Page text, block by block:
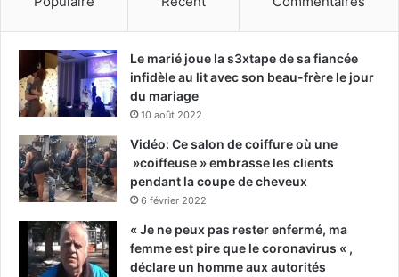
Le marié joue la s3xtape de sa fiancée
infidèle au lit avec son beau-frère le jour
du mariage
10 août 2022
Vidéo: Ce salon de coiffure où une
»coiffeuse » embrasse les clients
pendant la coupe de cheveux
6 février 2022
« Je ne peux pas rester enfermé, ma
femme est pire que le coronavirus « ,
déclare un homme aux autorités